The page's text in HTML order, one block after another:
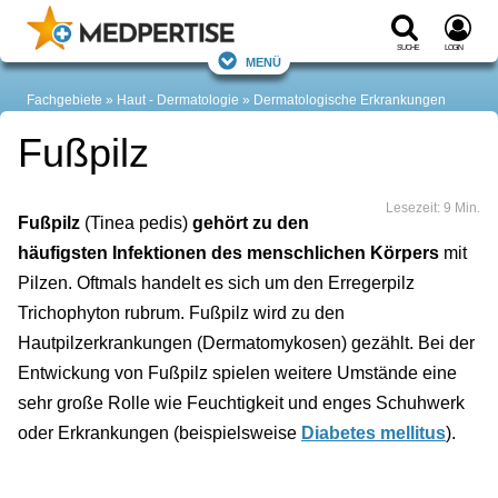
Suche Login
Menü
Fachgebiete Haut - Dermatologie Dermatologische Erkrankungen
Fußpilz
Lesezeit: 9 Min.
Fußpilz (Tinea pedis) gehört zu den
häufigsten Infektionen des menschlichen Körpers mit
Pilzen. Oftmals handelt es sich um den Erregerpilz
Trichophyton rubrum. Fußpilz wird zu den
Hautpilzerkrankungen (Dermatomykosen) gezählt. Bei der
Entwickung von Fußpilz spielen weitere Umstände eine
sehr große Rolle wie Feuchtigkeit und enges Schuhwerk
oder Erkrankungen (beispielsweise Diabetes mellitus).